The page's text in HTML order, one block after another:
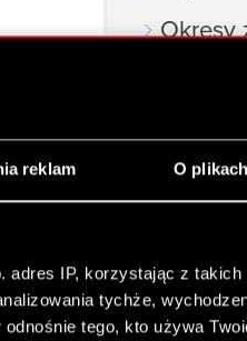
reklam O
adres IP, korzystając z takich
tychże,
tego, kto używa
Okresy
Kontakt
Dowiedz się